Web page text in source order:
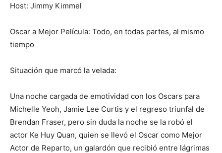
Host: Jimmy Kimmel
Oscar a Mejor Película: Todo, en todas partes, al mismo
tiempo
Situación que marcó la velada:
Una noche cargada de emotividad con los Oscars para
Michelle Yeoh, Jamie Lee Curtis y el regreso triunfal de
Brendan Fraser, pero sin duda la noche se la robó el
actor Ke Huy Quan, quien se llevó el Oscar como Mejor
Actor de Reparto, un galardón que recibió entre lágrimas